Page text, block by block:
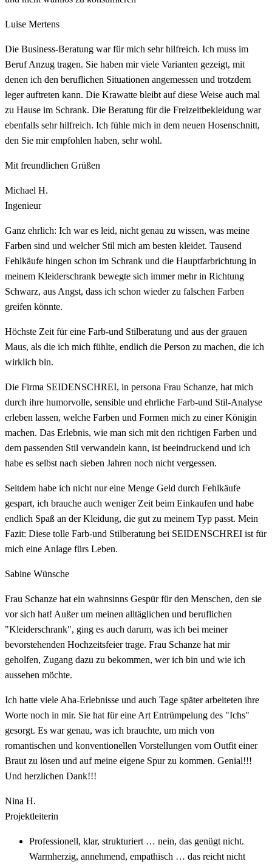
Luise Mertens
Die Business-Beratung war für mich sehr hilfreich. Ich muss im
Beruf Anzug tragen. Sie haben mir viele Varianten gezeigt, mit
denen ich den beruflichen Situationen angemessen und trotzdem
leger auftreten kann. Die Krawatte bleibt auf diese Weise auch mal
zu Hause im Schrank. Die Beratung für die Freizeitbekleidung war
ebenfalls sehr hilfreich. Ich fühle mich in dem neuen Hosenschnitt,
den Sie mir empfohlen haben, sehr wohl.
Mit freundlichen Grüßen
Michael H.
Ingenieur
Ganz ehrlich: Ich war es leid, nicht genau zu wissen, was meine
Farben sind und welcher Stil mich am besten kleidet. Tausend
Fehlkäufe hingen schon im Schrank und die Hauptfarbrichtung in
meinem Kleiderschrank bewegte sich immer mehr in Richtung
Schwarz, aus Angst, dass ich schon wieder zu falschen Farben
greifen könnte.
Höchste Zeit für eine Farb-und Stilberatung und aus der grauen
Maus, als die ich mich fühlte, endlich die Person zu machen, die ich
wirklich bin.
Die Firma SEIDENSCHREI, in persona Frau Schanze, hat mich
durch ihre humorvolle, sensible und ehrliche Farb-und Stil-Analyse
erleben lassen, welche Farben und Formen mich zu einer Königin
machen. Das Erlebnis, wie man sich mit den richtigen Farben und
dem passenden Stil verwandeln kann, ist beeindruckend und ich
habe es selbst nach sieben Jahren noch nicht vergessen.
Seitdem habe ich nicht nur eine Menge Geld durch Fehlkäufe
gespart, ich brauche auch weniger Zeit beim Einkaufen und habe
endlich Spaß an der Kleidung, die gut zu meinem Typ passt. Mein
Fazit: Diese tolle Farb-und Stilberatung bei SEIDENSCHREI ist für
mich eine Anlage fürs Leben.
Sabine Wünsche
Frau Schanze hat ein wahnsinns Gespür für den Menschen, den sie
vor sich hat! Außer um meinen alltäglichen und beruflichen
"Kleiderschrank", ging es auch darum, was ich bei meiner
bevorstehenden Hochzeitsfeier trage. Frau Schanze hat mir
geholfen, Zugang dazu zu bekommen, wer ich bin und wie ich
aussehen möchte.
Ich hatte viele Aha-Erlebnisse und auch Tage später arbeiteten ihre
Worte noch in mir. Sie hat für eine Art Entrümpelung des "Ichs"
gesorgt. Es war genau, was ich brauchte, um mich von
romantischen und konventionellen Vorstellungen vom Outfit einer
Braut zu lösen und auf meine eigene Spur zu kommen. Genial!!!
Und herzlichen Dank!!!
Nina H.
Projektleiterin
Professionell, klar, strukturiert … nein, das genügt nicht.
Warmherzig, annehmend, empathisch … das reicht nicht